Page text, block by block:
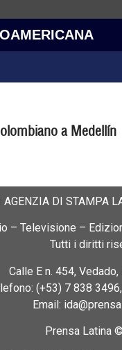
a Medellín
DI STAMPA
– Televisione –
Tutti i diritti
Calle E n. 454, Vedado,
(+53) 7 838
Email:
Prensa Latina